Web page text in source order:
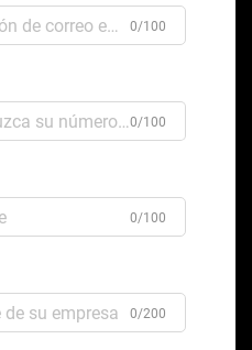
0/100
0/100
0/100
0/200